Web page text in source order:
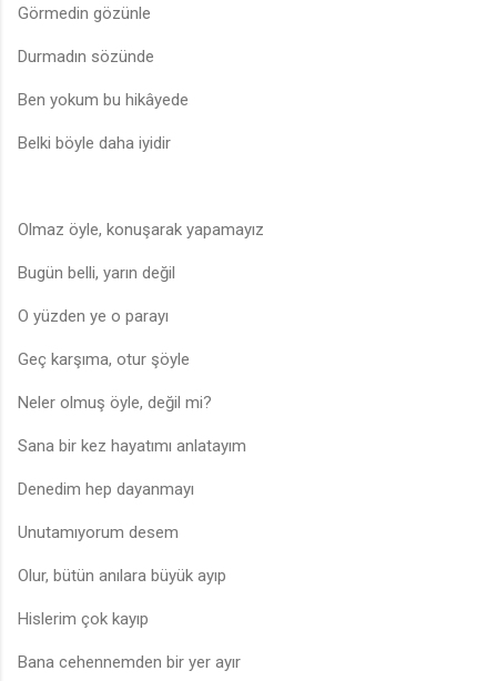
Görmedin gözünle
Durmadın sözünde
Ben yokum bu hikâyede
Belki böyle daha iyidir
Olmaz öyle, konuşarak yapamayız
Bugün belli, yarın değil
O yüzden ye o parayı
Geç karşıma, otur şöyle
Neler olmuş öyle, değil mi?
Sana bir kez hayatımı anlatayım
Denedim hep dayanmayı
Unutamıyorum desem
Olur, bütün anılara büyük ayıp
Hislerim çok kayıp
Bana cehennemden bir yer ayır